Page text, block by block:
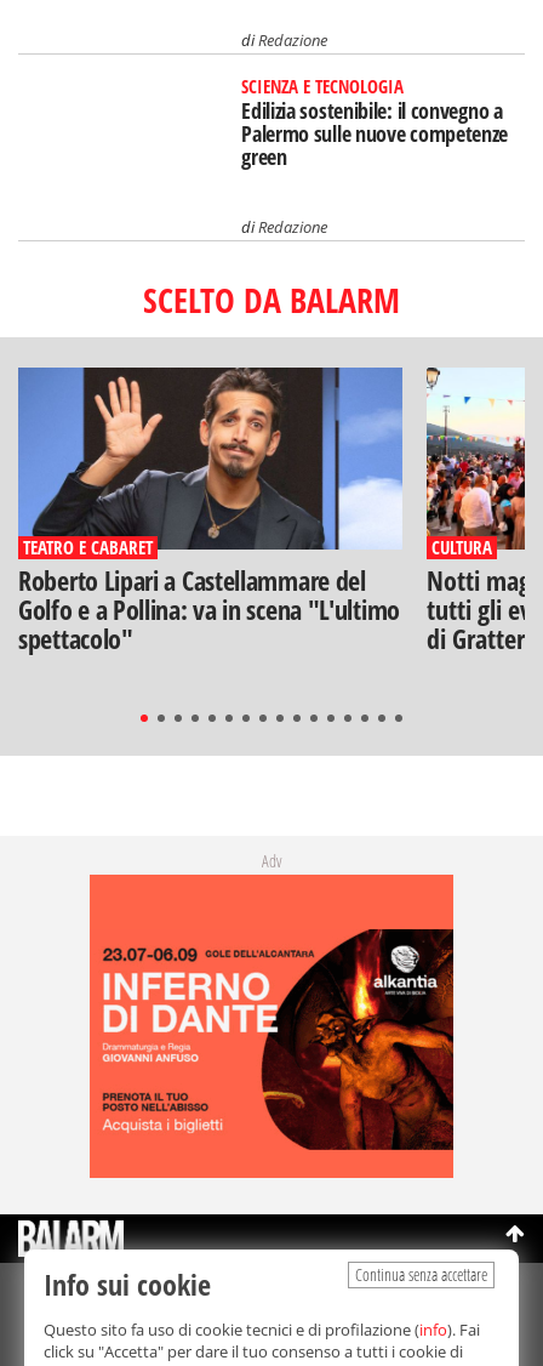
diRedazione
SCIENZA E TECNOLOGIA
Edilizia sostenibile: il convegno a
Palermo sulle nuove competenze
green
diRedazione
SCELTO DA BALARM
TEATRO E CABARET
Roberto Lipari a Castellammare del
Golfo e a Pollina: va in scena "L'ultimo
spettacolo"
CULTURA
Notti
tutti gli
di Gratteri
Adv
©Copyright 2003-2026
Bmedia Srl- P.IVA 07064240828
La riproduzione totale o parziale di tutti i contenuti, in qualunque
forma, su qualsiasi supporto è proibita.
Continua senza accettare
Info sui cookie
Questo sito fa uso di cookie tecnici e di profilazione (info). Fai
click su "Accetta" per dare il tuo consenso a tutti i cookie di